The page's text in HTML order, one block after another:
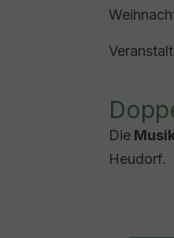
Die
Heudorf.